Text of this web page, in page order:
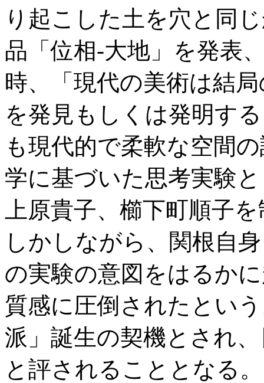
り起こした土を穴と同
品「位相-大地」を発表
時、「現代の美術は結
を発見もしくは発明す
も現代的で柔軟な空間
学に基づいた思考実験
上原貴子、櫛下町順子
しかしながら、関根自
の実験の意図をはるか
質感に圧倒されたとい
派」誕生の契機とされ
と評されることとなる